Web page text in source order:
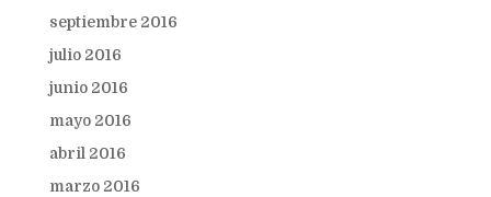
septiembre 2016
julio 2016
junio 2016
mayo 2016
abril 2016
marzo 2016